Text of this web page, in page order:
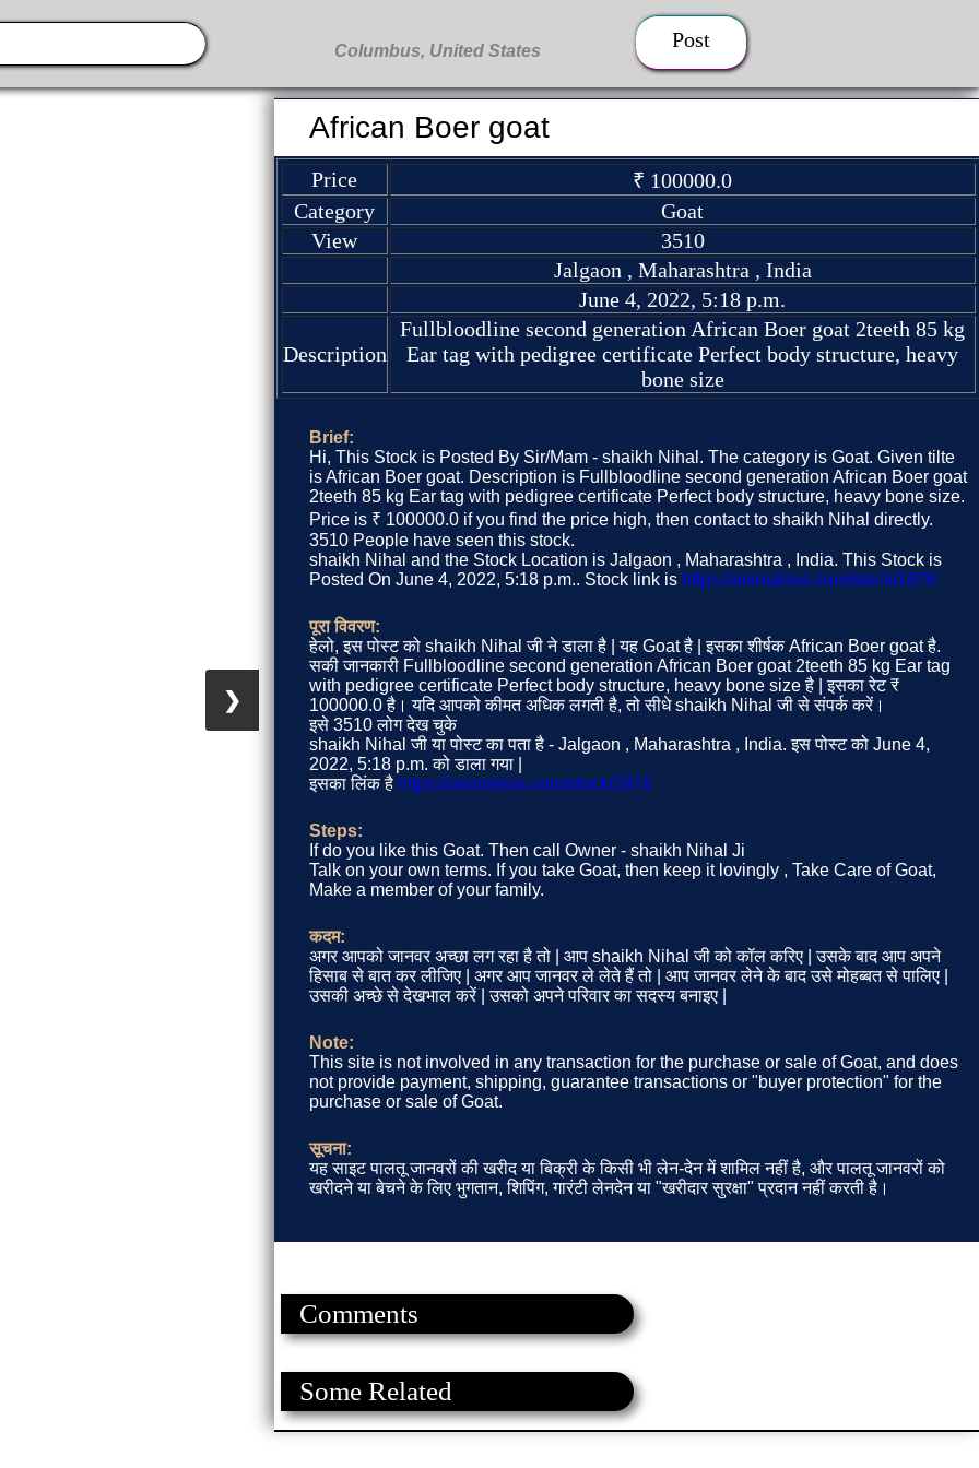
Post
❯
African Boer goat
Price
₹ 100000.0
Category
Goat
View
3510
Jalgaon , Maharashtra , India
June 4, 2022, 5:18 p.m.
Description
Fullbloodline second generation African Boer goat 2teeth 85 kg
Ear tag with pedigree certificate Perfect body structure, heavy
bone size
Brief:
Hi, This Stock is Posted By Sir/Mam - shaikh Nihal. The category is Goat. Given tilte
is African Boer goat. Description is Fullbloodline second generation African Boer goat
2teeth 85 kg Ear tag with pedigree certificate Perfect body structure, heavy bone size.
Price is ₹ 100000.0 if you find the price high, then contact to shaikh Nihal directly.
3510 People have seen this stock.
shaikh Nihal and the Stock Location is Jalgaon , Maharashtra , India. This Stock is
Posted On June 4, 2022, 5:18 p.m.. Stock link is https://animalsss.com/stock/1876
पूरा विवरण:
हेलो, इस पोस्ट को shaikh Nihal जी ने डाला है | यह Goat है | इसका शीर्षक African Boer goat है.
सकी जानकारी Fullbloodline second generation African Boer goat 2teeth 85 kg Ear tag
with pedigree certificate Perfect body structure, heavy bone size है | इसका रेट ₹
100000.0 है। यदि आपको कीमत अधिक लगती है, तो सीधे shaikh Nihal जी से संपर्क करें।
इसे 3510 लोग देख चुके
shaikh Nihal जी या पोस्ट का पता है - Jalgaon , Maharashtra , India. इस पोस्ट को June 4,
2022, 5:18 p.m. को डाला गया |
इसका लिंक है https://animalsss.com/stock/1876
Steps:
If do you like this Goat. Then call Owner - shaikh Nihal Ji
Talk on your own terms. If you take Goat, then keep it lovingly , Take Care of Goat,
Make a member of your family.
कदम:
अगर आपको जानवर अच्छा लग रहा है तो | आप shaikh Nihal जी को कॉल करिए | उसके बाद आप अपने
हिसाब से बात कर लीजिए | अगर आप जानवर ले लेते हैं तो | आप जानवर लेने के बाद उसे मोहब्बत से पालिए |
उसकी अच्छे से देखभाल करें | उसको अपने परिवार का सदस्य बनाइए |
Note:
This site is not involved in any transaction for the purchase or sale of Goat, and does
not provide payment, shipping, guarantee transactions or "buyer protection" for the
purchase or sale of Goat.
सूचना:
यह साइट पालतू जानवरों की खरीद या बिक्री के किसी भी लेन-देन में शामिल नहीं है, और पालतू जानवरों को
खरीदने या बेचने के लिए भुगतान, शिपिंग, गारंटी लेनदेन या "खरीदार सुरक्षा" प्रदान नहीं करती है।
Comments
Some Related